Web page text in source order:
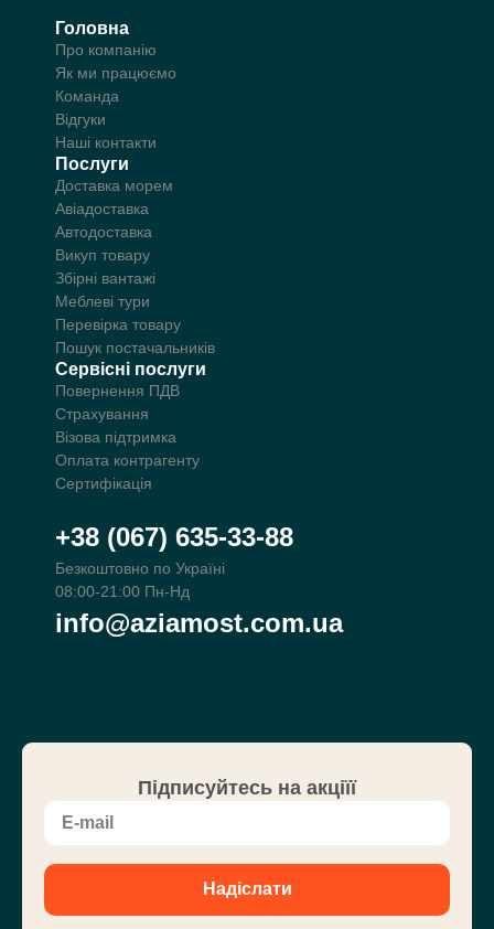
Головна
Про компанію
Як ми працюємо
Команда
Відгуки
Наші контакти
Послуги
Доставка морем
Авіадоставка
Автодоставка
Викуп товару
Збірні вантажі
Меблеві тури
Перевірка товару
Пошук постачальників
Сервісні послуги
Повернення ПДВ
Страхування
Візова підтримка
Оплата контрагенту
Сертифікація
+38 (067) 635-33-88
Безкоштовно по Україні
08:00-21:00 Пн-Нд
info@aziamost.com.ua
Підписуйтесь на акціїї
Надіслати